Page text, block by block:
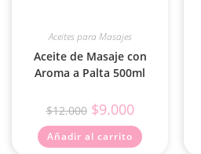
Aceites para Masajes
Aceite de Masaje con
Aroma a Palta 500ml
$12.000 $9.000
Añadir al carrito